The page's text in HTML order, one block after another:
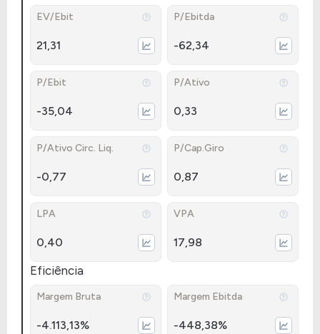
EV/Ebit
21,31
P/Ebitda
-62,34
P/Ebit
-35,04
P/Ativo
0,33
P/Ativo Circ. Liq.
-0,77
P/Cap.Giro
0,87
LPA
0,40
VPA
17,98
Eficiência
Margem Bruta
-4.113,13%
Margem Ebitda
-448,38%